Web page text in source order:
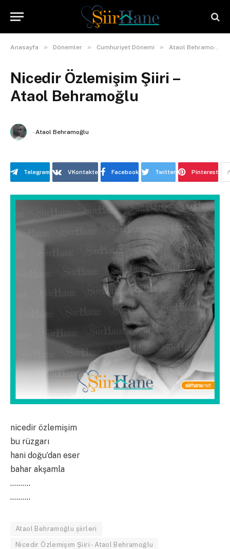
Anasayfa » Dönemler » Cumhuriyet Dönemi » Ataol Behramoğlu
Nicedir Özlemişim Şiiri –
Ataol Behramoğlu
- Ataol Behramoğlu
Telegram VKontakte Facebook Twitter Pinterest
nicedir özlemişim
bu rüzgarı
hani doğu’dan eser
bahar akşamla
……….
……….
Ataol Behramoğlu şiirleri
Nicedir Özlemişim Şiiri - Ataol Behramoğlu